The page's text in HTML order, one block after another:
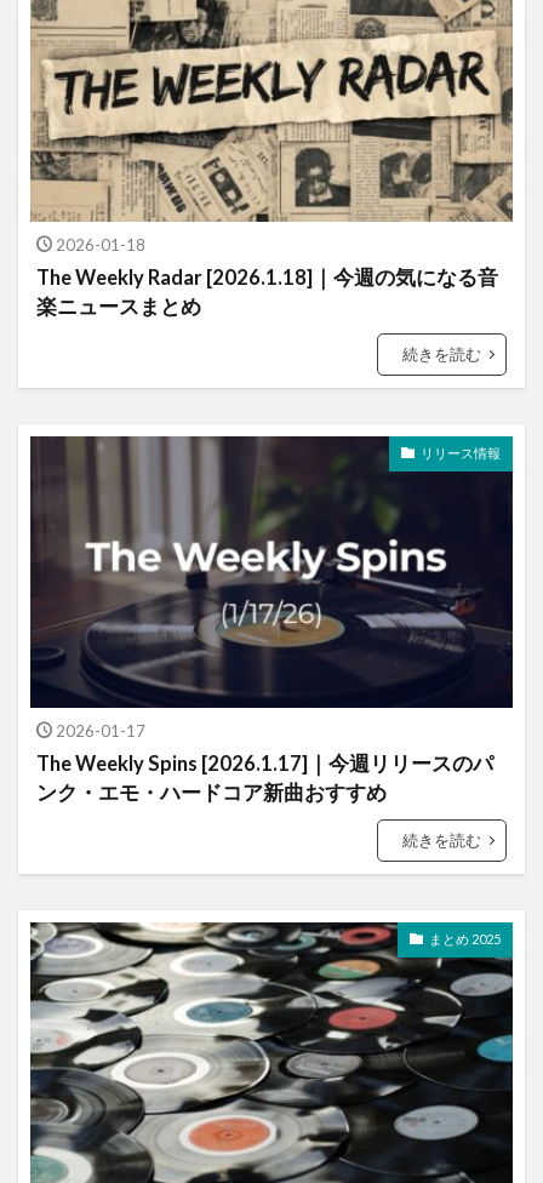
2026-01-18
The Weekly Radar [2026.1.18]｜今週の気になる音
楽ニュースまとめ
続きを読む
リリース情報
2026-01-17
The Weekly Spins [2026.1.17]｜今週リリースのパ
ンク・エモ・ハードコア新曲おすすめ
続きを読む
まとめ 2025